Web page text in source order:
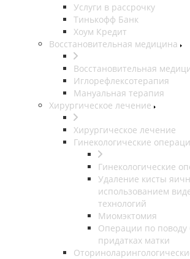
Услуги в рассрочку
Тинькофф Банк
Хоум Кредит
Восстановительная медицина
Восстановительная
Иглорефлексотерапия
Мануальная терапия
Хирургическое лечение
Хирургическое лечение
Гинекологические
Гинекологические
Удаление кисты
использованием
технологий
Миомэктомия
Операции по поводу
придатках матки